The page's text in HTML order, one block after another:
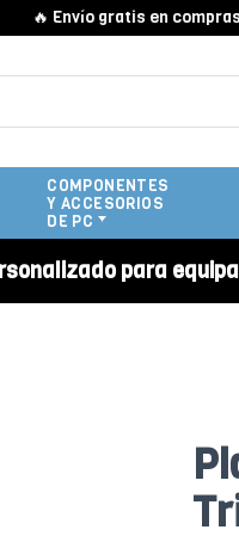
Envío gratis en compras
COMPONENTES
Y ACCESORIOS
DE PC
para